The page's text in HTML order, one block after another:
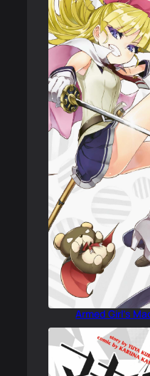
Armed Girl’s